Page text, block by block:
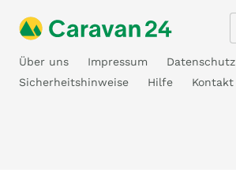
Über uns Impressum Datenschutz
Sicherheitshinweise
Hilfe Kontakt